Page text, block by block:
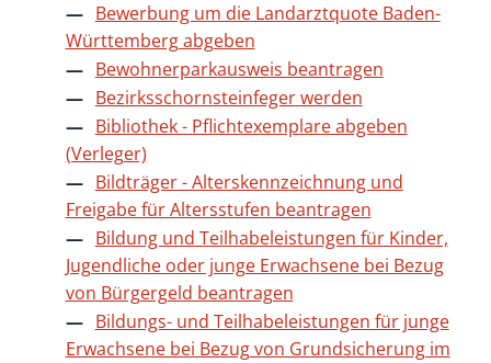
Bewerbung um die Landarztquote Baden-
Württemberg abgeben
Bewohnerparkausweis beantragen
Bezirksschornsteinfeger werden
Bibliothek - Pflichtexemplare abgeben
(Verleger)
Bildträger - Alterskennzeichnung und
Freigabe für Altersstufen beantragen
Bildung und Teilhabeleistungen für Kinder,
Jugendliche oder junge Erwachsene bei Bezug
von Bürgergeld beantragen
Bildungs- und Teilhabeleistungen für junge
Erwachsene bei Bezug von Grundsicherung im